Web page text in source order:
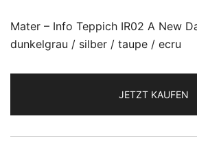
Mater – Info Teppich IR02 A New
dunkelgrau / silber / taupe / ecru
JETZT KAUFEN